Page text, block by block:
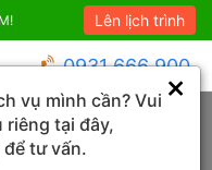
Combo Phú Quốc
Lên lịch trình
0931 666 900
vụ mình cần? Vui
riêng tại đây,
tư vấn.